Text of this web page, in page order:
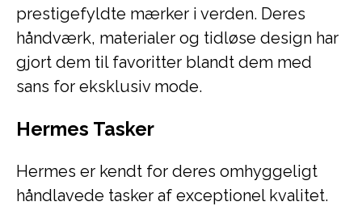
prestigefyldte mærker i verden. Deres
håndværk, materialer og tidløse design har
gjort dem til favoritter blandt dem med
sans for eksklusiv mode.
Hermes Tasker
Hermes er kendt for deres omhyggeligt
håndlavede tasker af exceptionel kvalitet.